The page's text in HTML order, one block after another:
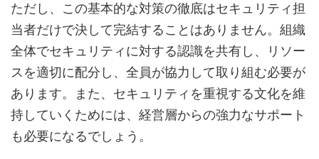
ただし、この基本的な対策の徹底はセキュリティ担
当者だけで決して完結することはありません。組織
全体でセキュリティに対する認識を共有し、リソー
スを適切に配分し、全員が協力して取り組む必要が
あります。また、セキュリティを重視する文化を維
持していくためには、経営層からの強力なサポート
も必要になるでしょう。